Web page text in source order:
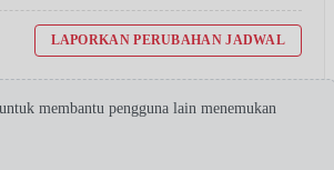
LAPORKAN PERUBAHAN JADWAL
membantu pengguna lain menemukan